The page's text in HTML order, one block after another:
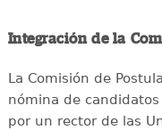
Integración de la
La Comisión de
nómina de
por un rector de las